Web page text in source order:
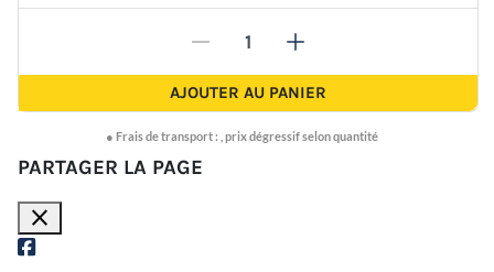
- +
AJOUTER AU PANIER
● Frais de transport : prix dégressif selon quantité
PARTAGER LA PAGE
close